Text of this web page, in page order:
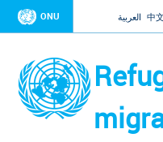
ONU العربية 中